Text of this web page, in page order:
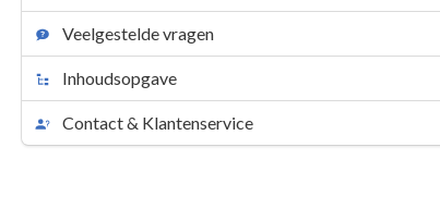
Veelgestelde vragen
Inhoudsopgave
Contact & Klantenservice